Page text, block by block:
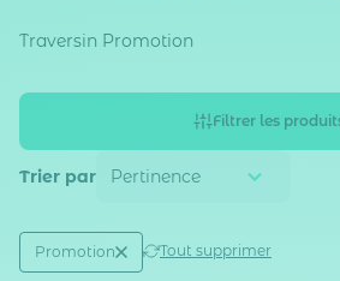
Traversin Promotion
Filtrer les
Trier par
Active filtering(1)
Réduction
Promotion Tout supprimer